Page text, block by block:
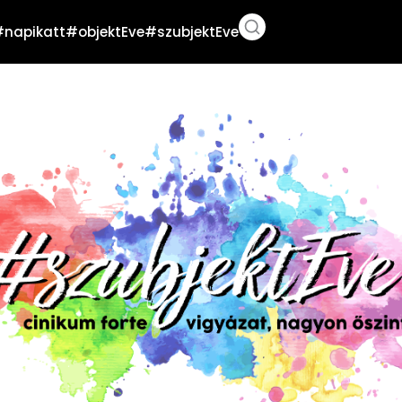
#objektEve#szubjektEve